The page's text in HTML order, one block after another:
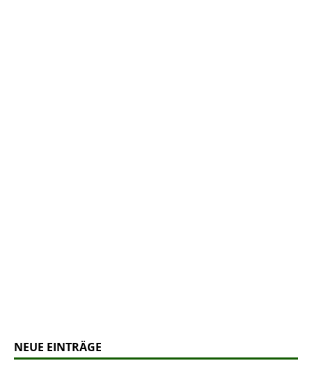
NEUE EINTRÄGE